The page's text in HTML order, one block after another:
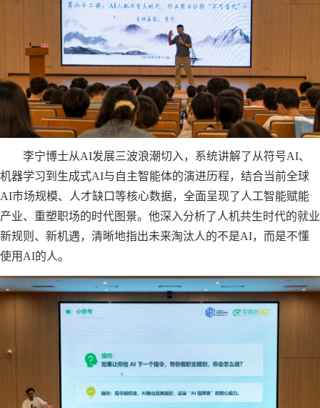
李宁博士从AI发展三波浪潮切入，系统讲解了从符号AI、
机器学习到生成式AI与自主智能体的演进历程，结合当前全球
AI市场规模、人才缺口等核心数据，全面呈现了人工智能赋能
产业、重塑职场的时代图景。他深入分析了人机共生时代的就业
新规则、新机遇，清晰地指出未来淘汰人的不是AI，而是不懂
使用AI的人。